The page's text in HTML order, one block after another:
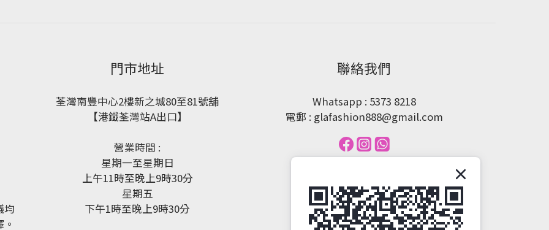
均
門市地址
荃灣南豐中心2樓新之城80至81號舖
【港鐵荃灣站A出口】
營業時間 :
星期一至星期日
上午11時至晚上9時30分
星期五
下午1時至晚上9時30分
聯絡我們
Whatsapp : 5373 8218
電郵 : glafashion888@gmail.com